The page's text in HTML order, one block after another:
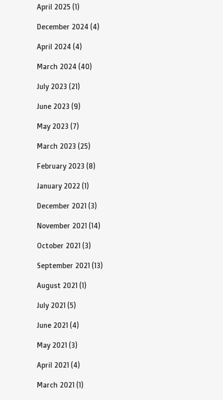
April 2025 (1)
December 2024 (4)
April 2024 (4)
March 2024 (40)
July 2023 (21)
June 2023 (9)
May 2023 (7)
March 2023 (25)
February 2023 (8)
January 2022 (1)
December 2021 (3)
November 2021 (14)
October 2021 (3)
September 2021 (13)
August 2021 (1)
July 2021 (5)
June 2021 (4)
May 2021 (3)
April 2021 (4)
March 2021 (1)